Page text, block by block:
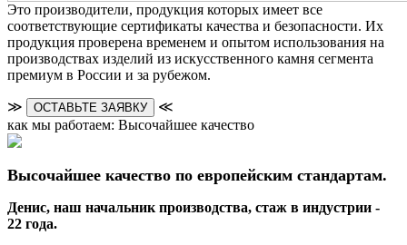
Это производители, продукция которых имеет все
соответствующие сертификаты качества и безопасности. Их
продукция проверена временем и опытом использования на
производствах изделий из искусственного камня сегмента
премиум в России и за рубежом.
≫ ОСТАВЬТЕ ЗАЯВКУ
≪
как мы работаем: Высочайшее качество
Высочайшее качество по европейским стандартам.
Денис, наш начальник производства, стаж в индустрии -
22 года.